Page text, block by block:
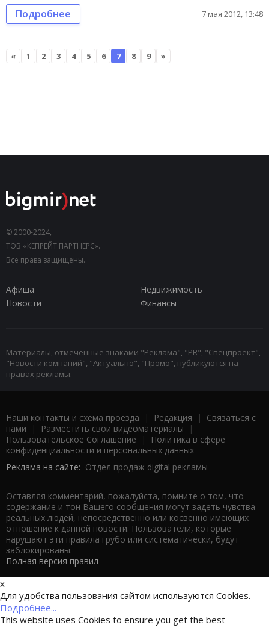
Подробнее 7 мая 2012, 13:48
« 1 2 3 4 5 6 7 8 9 »
© 2000-2024,
ТОВ «КЕПРЕЙТ ПАРТНЕРС».
Все права защищены.
Афиша
Недвижимость
Новости
Финансы
Материалы, отмеченные знаками "Реклама", "PR", "Спецпроект",
"Новости компаний", "Актуально", "Промо", публикуются на
правах рекламы.
Наши контакты и схема проезда | Редакция | Связаться с
нами | Разместить свои видеоматериалы |
Пользовательское Соглашение |
Политика в сфере
конфиденциальности и персональных данных
Реклама на сайте: Отдел продаж digital рекламы
Оставляя комментарий, пожалуйста, помните о том, что
содержание и тон Вашего сообщения могут задеть чувства
реальных людей, непосредственно или косвенно имеющих
отношение к данной новости. Пользователи, которые
нарушают эти правила грубо или систематически, будут
заблокированы.
Полная версия правил
x
Для удобства пользования сайтом используются Cookies.
Подробнее...
This website uses Cookies to ensure you get the best